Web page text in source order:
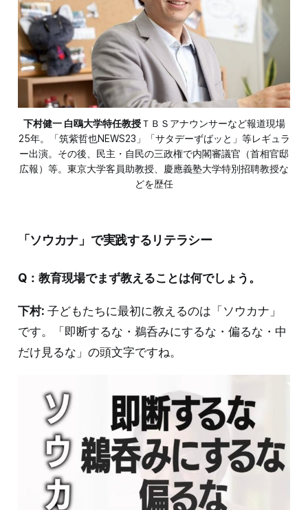
下村健一 白鴎大学特任教授ＴＢＳアナウンサーなど報道現場
25年。「筑紫哲也NEWS23」「サタデーずばッと」等レギュラ
ー出演。その後、民主・自民の三政権で内閣審議官（首相官邸
広報）等。東京大学客員助教授、慶應義塾大学特別招聘教授な
どを歴任
「ソウカナ」で実践するリテラシー
Q：教育現場でまず教えることは何でしょう。
下村: 子どもたちに最初に教えるのは「ソウカナ」
です。「即断するな・鵜呑みにするな・偏るな・中
だけ見るな」の頭文字ですね。